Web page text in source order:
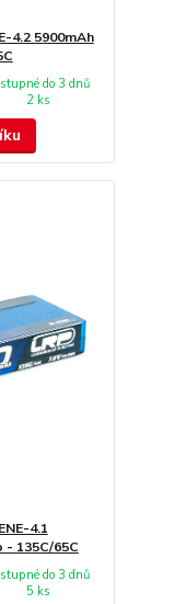
4.2 5900mAh
do 3 dnů
2 ks
4.1
- 135C/65C
do 3 dnů
5 ks